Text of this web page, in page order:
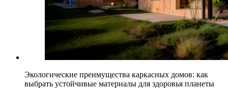
Экологические преимущества каркасных домов: как
выбрать устойчивые материалы для здоровья планеты